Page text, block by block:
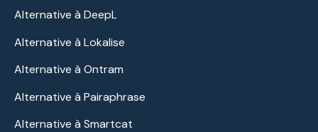
Alternative à DeepL
Alternative à Lokalise
Alternative à Ontram
Alternative à Pairaphrase
Alternative à Smartcat